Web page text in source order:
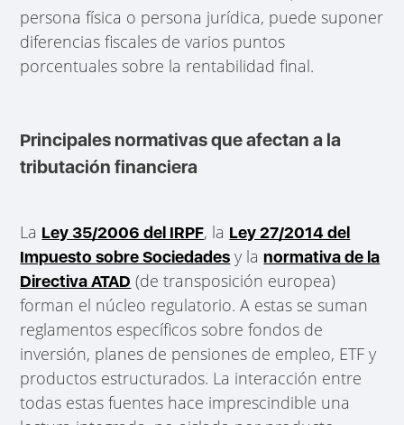
persona física o persona jurídica, puede suponer
diferencias fiscales de varios puntos
porcentuales sobre la rentabilidad final.
Principales normativas que afectan a la
tributación financiera
La Ley 35/2006 del IRPF, la Ley 27/2014 del
Impuesto sobre Sociedades y lanormativa de la
Directiva ATAD (de transposición europea)
forman el núcleo regulatorio. A estas se suman
reglamentos específicos sobre fondos de
inversión, planes de pensiones de empleo, ETF y
productos estructurados. La interacción entre
todas estas fuentes hace imprescindible una